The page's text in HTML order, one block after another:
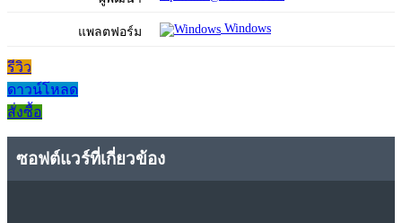
แพลตฟอร์ม Windows
รีวิว
ดาวน์โหลด
สั่งซื้อ
ซอฟต์แวร์ที่เกี่ยวข้อง